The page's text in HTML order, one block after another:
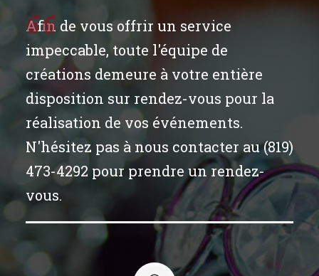
Afin de vous offrir un service
impeccable, toute l'équipe de
créations demeure à votre entière
disposition sur rendez-vous pour la
réalisation de vos événements.
N'hésitez pas à nous contacter au (819)
473-4292 pour prendre un rendez-
vous.